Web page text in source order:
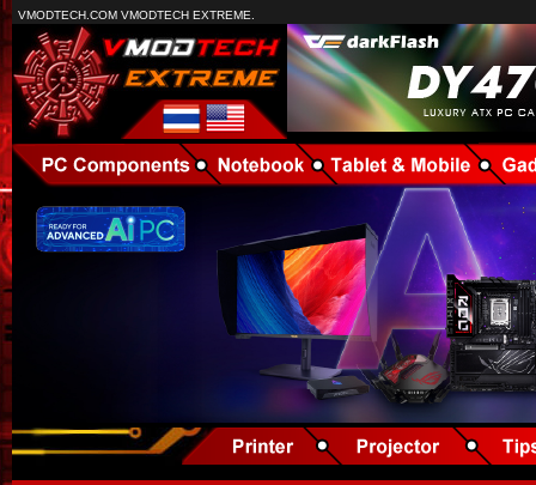
VMODTECH.COM VMODTECH EXTREME.